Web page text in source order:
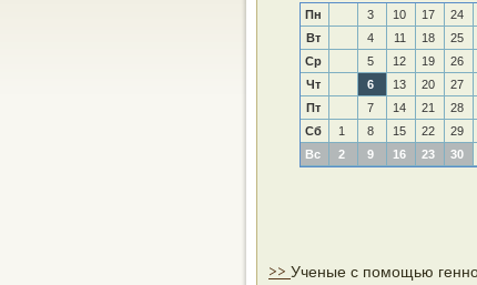
Пн 3 10 17 24
Вт
4 11 18
25
Ср
5 12 19
26
Чт
6 13 20
27
Пт
7 14 21
28
Сб
1 8 15 22
29
Вс
2 9 16 23 30
>> Ученые с помощью